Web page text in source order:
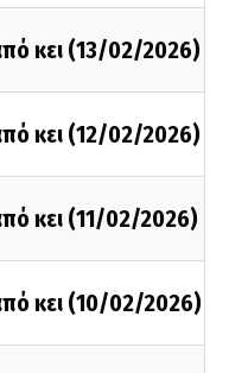
κει (13/02/2026)
κει (12/02/2026)
κει (11/02/2026)
κει (10/02/2026)